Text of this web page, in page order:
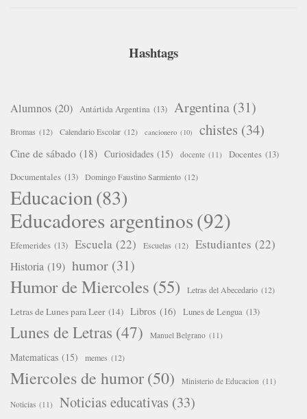
Hashtags
Alumnos (20) Antártida Argentina (13) Argentina (31)
Bromas (12) Calendario Escolar (12) cancionero (10) chistes (34)
Cine de sábado (18) Curiosidades (15) docente (11) Docentes (13)
Documentales (13) Domingo Faustino Sarmiento (12)
Educacion(83)
Educadores argentinos(92)
Efemerides (13) Escuela (22) Escuelas (12) Estudiantes (22)
Historia (19) humor (31)
Humor de Miercoles (55) Letras del Abecedario (12)
Letras de Lunes para Leer (14) Libros (16) Lunes de Lengua (13)
Lunes de Letras (47) Manuel Belgrano (11)
Matematicas (15) memes (12)
Miercoles de humor(50) Ministerio de Educacion (11)
Noticias (11) Noticias educativas (33)